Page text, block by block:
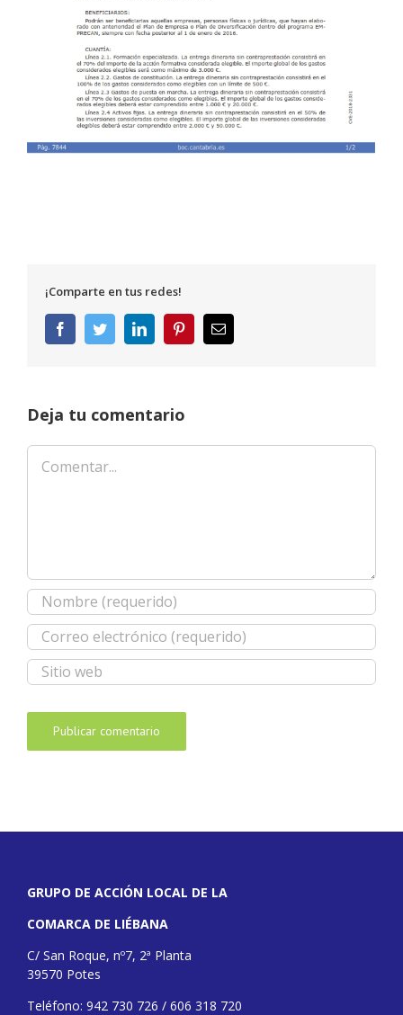
¡Comparte en tus redes!
FacebookTwitterLinkedInPinterestCorreo
electrónico
Deja tu comentario
Comentar
GRUPO DE ACCIÓN LOCAL DE LA
COMARCA DE LIÉBANA
C/ San Roque, nº7, 2ª Planta
39570 Potes
Teléfono: 942 730 726 / 606 318 720